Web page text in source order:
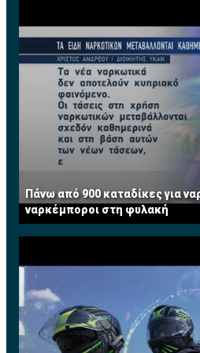
Πάνω από 900 καταδίκες για
ναρκέμποροι στη φυλακή